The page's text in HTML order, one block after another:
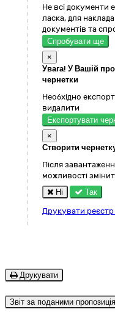
Не всі документи
ласка, для
документів та
Спробувати ще
×
Увага! У Вашій
чернетки
Необхідно
видалити
Експортувати
×
Створити
Після
можливості
Ні
Так
Друкувати
Друкувати
Звіт за поданими